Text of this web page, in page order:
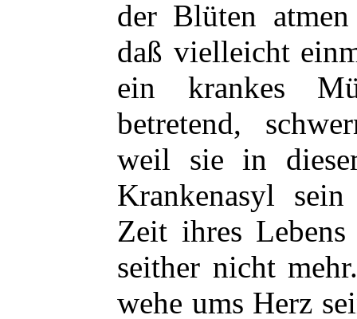
der Blüten
daß vielleicht
ein krankes
betretend,
weil sie in
Krankenasyl
Zeit ihres
seither nicht
wehe ums Herz